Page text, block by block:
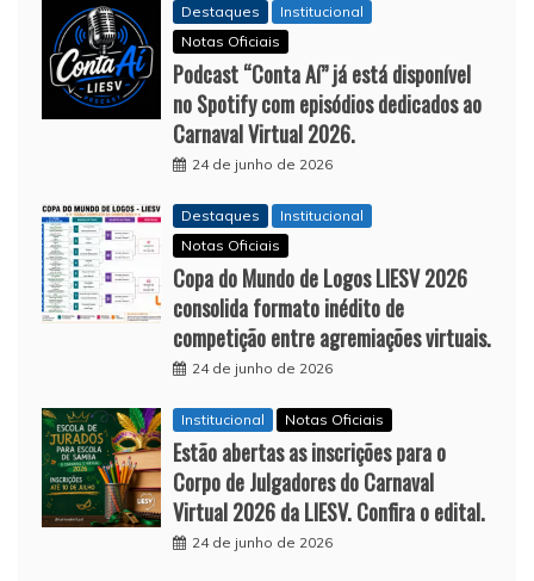
Destaques
Institucional
Notas Oficiais
Podcast “Conta Aí” já está disponível
no Spotify com episódios dedicados ao
Carnaval Virtual 2026.
24 de junho de 2026
Destaques
Institucional
Notas Oficiais
Copa do Mundo de Logos LIESV 2026
consolida formato inédito de
competição entre agremiações virtuais.
24 de junho de 2026
Institucional Notas Oficiais
Estão abertas as inscrições para o
Corpo de Julgadores do Carnaval
Virtual 2026 da LIESV. Confira o edital.
24 de junho de 2026